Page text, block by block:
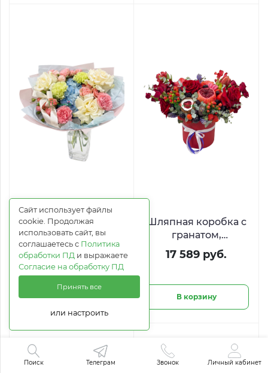
Букет «Весенняя
свежесть» из роз,
гортензий и
гвоздик
11 990 руб.
В корзину
Шляпная коробка с
гранатом,
клубникой и
макарон «Ягодный
17 589 руб.
В корзину
Поиск Телеграм Звонок Личный кабинет
Сайт использует файлы
cookie. Продолжая
использовать сайт, вы
соглашаетесь с Политика
обработки ПД и выражаете
Согласие на обработку ПД
Принять все
или настроить